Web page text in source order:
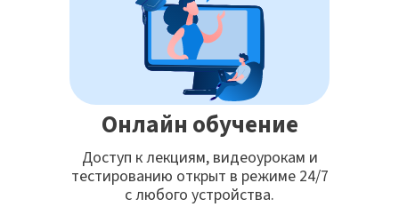
Онлайн обучение
Доступ к лекциям, видеоурокам и
тестированию открыт в режиме 24/7
с любого устройства.